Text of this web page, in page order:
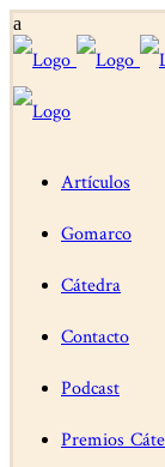
Artículos
Gomarco
Cátedra
Contacto
Podcast
Premios